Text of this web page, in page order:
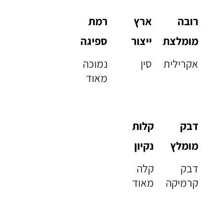
רובה
מומלצת
אקרילית
ארץ
ייצור
סין
רמת
ספיגה
נמוכה
מאוד
דבק
מומלץ
דבק
קרמיקה
קלות
נקיון
קלה
מאוד